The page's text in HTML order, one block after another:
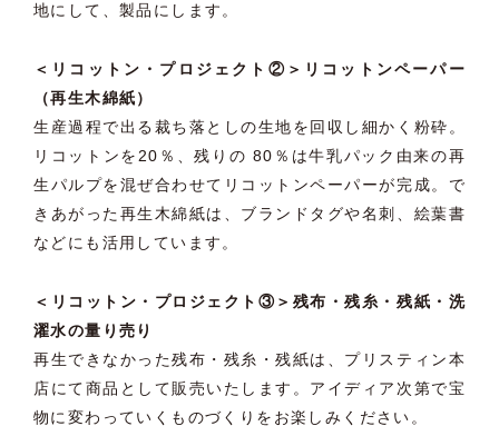
地にして、製品にします。
＜リコットン・プロジェクト②＞リコットンペーパー
（再生木綿紙）
生産過程で出る裁ち落としの生地を回収し細かく粉砕。
リコットンを20％、残りの 80％は牛乳パック由来の再
生パルプを混ぜ合わせてリコットンペーパーが完成。で
きあがった再生木綿紙は、ブランドタグや名刺、絵葉書
などにも活用しています。
＜リコットン・プロジェクト③＞残布・残糸・残紙・洗
濯水の量り売り
再生できなかった残布・残糸・残紙は、プリスティン本
店にて商品として販売いたします。アイディア次第で宝
物に変わっていくものづくりをお楽しみください。